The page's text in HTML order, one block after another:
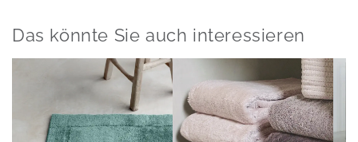
Das könnte Sie auch interessieren